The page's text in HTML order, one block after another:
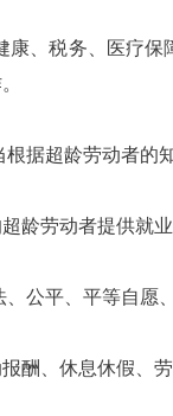
康、税务、医疗
据超龄劳动者
龄劳动者提供就
公平、平等自
酬、休息休假、